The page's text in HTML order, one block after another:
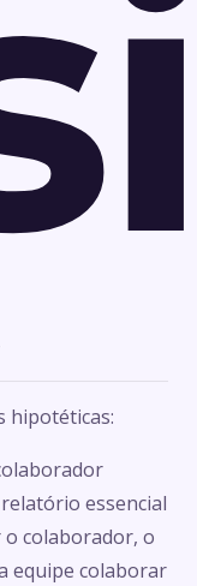
hipotéticas:
essencial
o colaborador, o
equipe colaborar